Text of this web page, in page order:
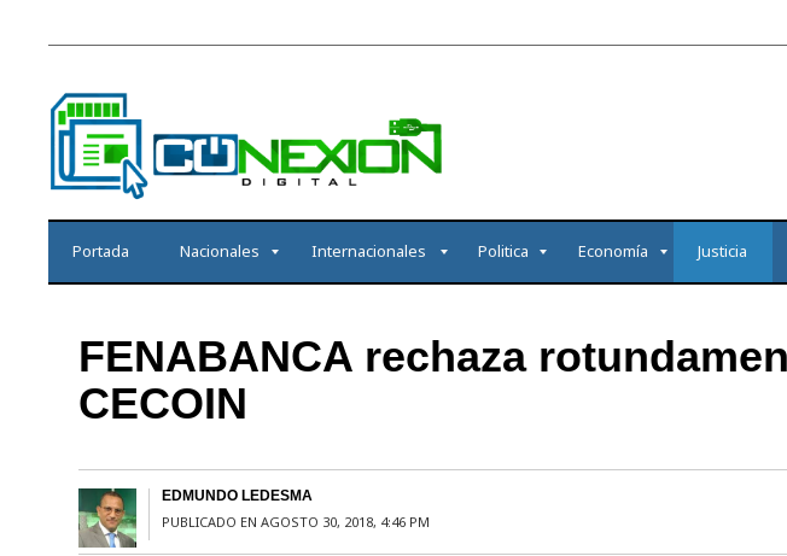
Portada Nacionales Internacionales Politica Economía Justicia
FENABANCA rechaza
CECOIN
EDMUNDO LEDESMA
PUBLICADO EN AGOSTO 30, 2018, 4:46 PM